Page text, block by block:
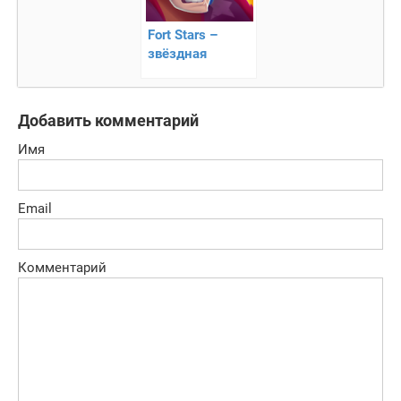
Fort Stars –
звёздная
сокровищами!
Добавить комментарий
Имя
Email
Комментарий